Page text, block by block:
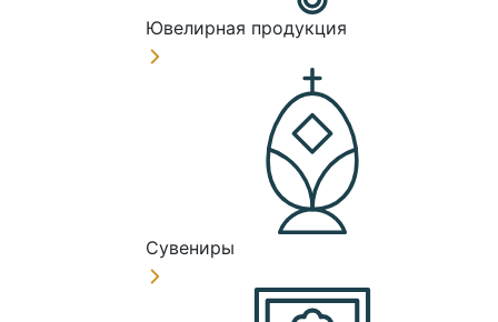
Ювелирная продукция
Сувениры